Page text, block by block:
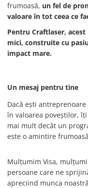
frumoasă, un fel de
valoare în tot ceea ce
Pentru Craftlaser,
mici, construite cu
impact mare.
Un mesaj pentru tine
Dacă ești
în valoarea poveștilor,
mai mult decât un
este o amintire
Mulțumim Visa,
persoane care ne
apreciind munca